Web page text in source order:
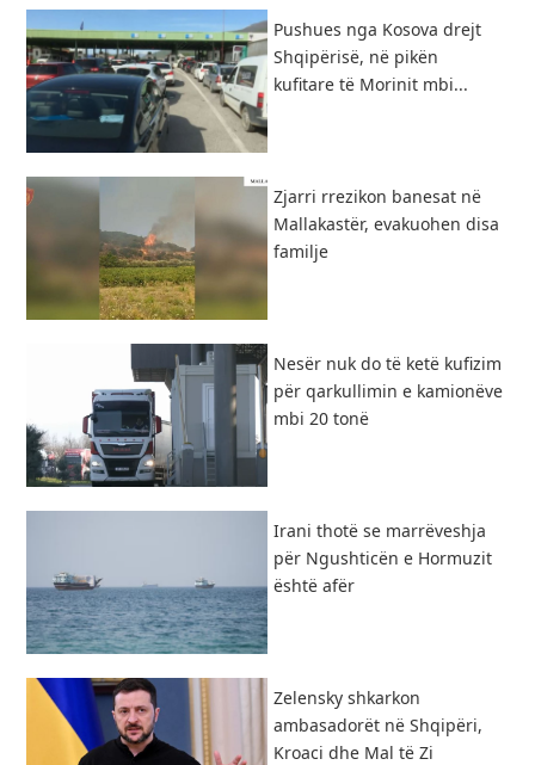
Pushues nga Kosova drejt
Shqipërisë, në pikën
kufitare të Morinit mbi...
Zjarri rrezikon banesat në
Mallakastër, evakuohen disa
familje
Nesër nuk do të ketë kufizim
për qarkullimin e kamionëve
mbi 20 tonë
Irani thotë se marrëveshja
për Ngushticën e Hormuzit
është afër
Zelensky shkarkon
ambasadorët në Shqipëri,
Kroaci dhe Mal të Zi